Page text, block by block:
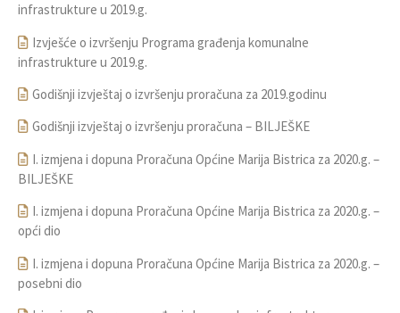
infrastrukture u 2019.g.
Izvješće o izvršenju Programa građenja komunalne
infrastrukture u 2019.g.
Godišnji izvještaj o izvršenju proračuna za 2019.godinu
Godišnji izvještaj o izvršenju proračuna – BILJEŠKE
I. izmjena i dopuna Proračuna Općine Marija Bistrica za 2020.g. –
BILJEŠKE
I. izmjena i dopuna Proračuna Općine Marija Bistrica za 2020.g. –
opći dio
I. izmjena i dopuna Proračuna Općine Marija Bistrica za 2020.g. –
posebni dio